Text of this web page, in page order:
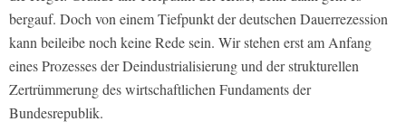
bergauf. Doch von einem Tiefpunkt der deutschen Dauerrezession
kann beileibe noch keine Rede sein. Wir stehen erst am Anfang
eines Prozesses der Deindustrialisierung und der strukturellen
Zertrümmerung des wirtschaftlichen Fundaments der
Bundesrepublik.